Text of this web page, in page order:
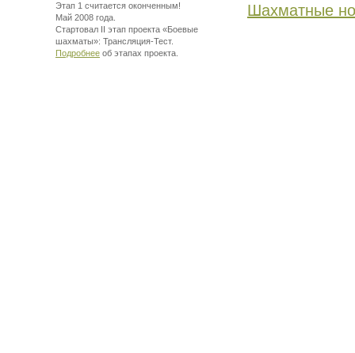
Этап 1 считается оконченным!
Май 2008 года.
Стартовал II этап проекта «Боевые
шахматы»: Трансляция-Тест.
Подробнее об этапах проекта.
Шахматные